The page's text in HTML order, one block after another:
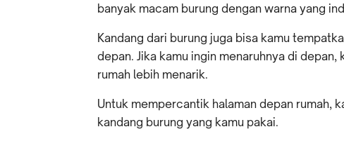
banyak macam burung dengan warna yang
Kandang dari burung juga bisa kamu
depan. Jika kamu ingin menaruhnya di
rumah lebih menarik.
Untuk mempercantik halaman depan rumah,
kandang burung yang kamu pakai.